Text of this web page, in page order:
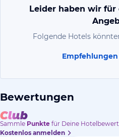
Leider haben wir für
Folgende Hotels
Bewertungen
Sammle Punkte für Deine
Kostenlos anmelden